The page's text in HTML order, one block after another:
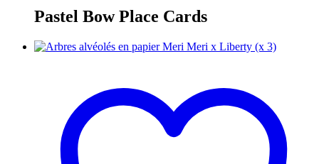
Pastel Bow Place Cards